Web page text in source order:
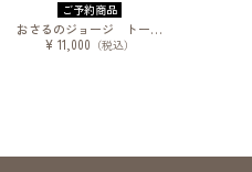
ご予約商品
おさるのジョージ トートバッグ
¥ 11,000 （税込）